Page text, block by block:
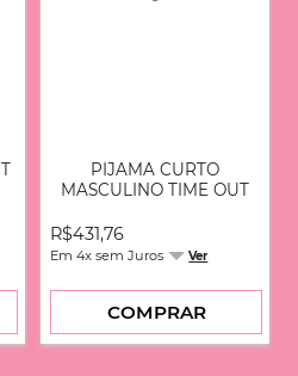
/ BCO
ESTONADO
PIJAMA CURTO
MASCULINO TIME OUT
R$431,76
Em 4x sem Juros Ver
COMPRAR